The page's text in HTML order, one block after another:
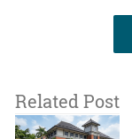
Related Post